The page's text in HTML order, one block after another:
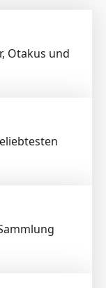
Otakus und